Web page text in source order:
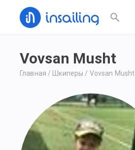
Vovsan Musht
Главная / Шкиперы / Vovsan Musht